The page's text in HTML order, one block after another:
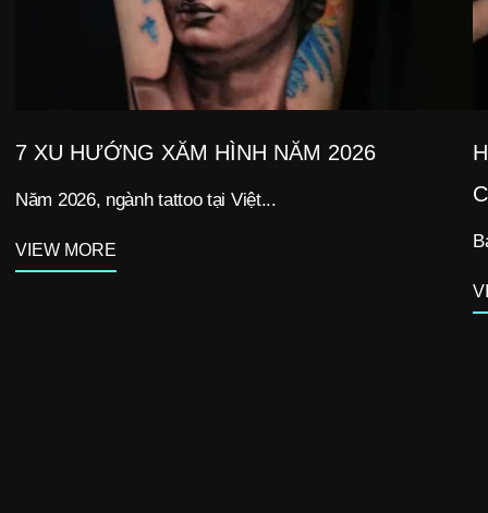
7 XU HƯỚNG XĂM HÌNH NĂM 2026
Năm 2026, ngành tattoo tại Việt...
VIEW MORE